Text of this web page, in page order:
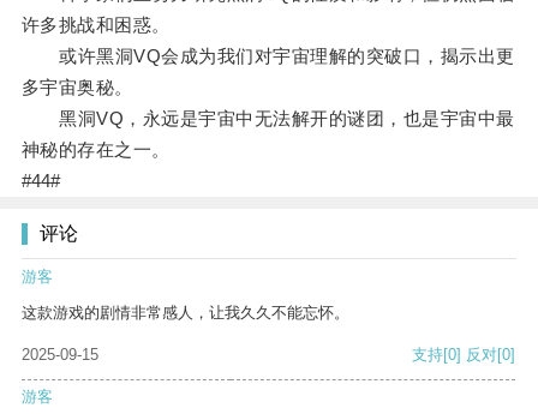
许多挑战和困惑。
或许黑洞VQ会成为我们对宇宙理解的突破口，揭示出更
多宇宙奥秘。
黑洞VQ，永远是宇宙中无法解开的谜团，也是宇宙中最
神秘的存在之一。
#44#
评论
游客
这款游戏的剧情非常感人，让我久久不能忘怀。
2025-09-15 支持[0] 反对[0]
游客